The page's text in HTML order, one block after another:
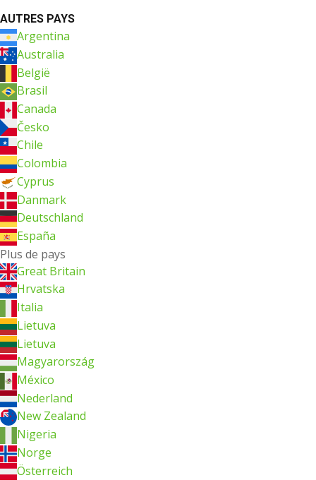
AUTRES PAYS
Argentina
Australia
België
Brasil
Canada
Česko
Chile
Colombia
Cyprus
Danmark
Deutschland
España
Plus de pays
Great Britain
Hrvatska
Italia
Lietuva
Lietuva
Magyarország
México
Nederland
New Zealand
Nigeria
Norge
Österreich